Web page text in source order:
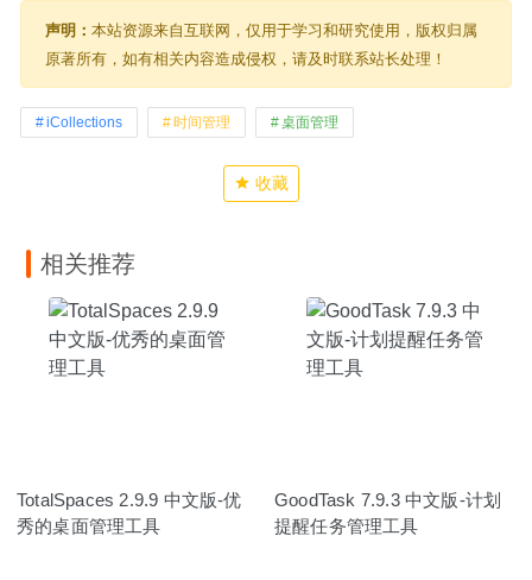
声明： 本站资源来自互联网，仅用于学习和研究使用，版权归属
原著所有，如有相关内容造成侵权，请及时联系站长处理！
iCollections 时间管理 桌面管理
收藏
相关推荐
TotalSpaces 2.9.9 中文版-优
秀的桌面管理工具
GoodTask 7.9.3 中文版-计划
提醒任务管理工具